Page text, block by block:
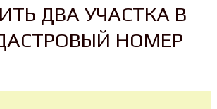
ДВА УЧАСТКА В
НОМЕР